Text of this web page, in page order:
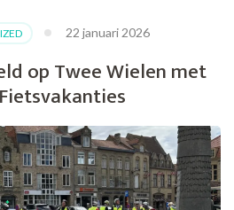
Programma’s
Vroeger
22 januari 2026
op Twee Wielen met